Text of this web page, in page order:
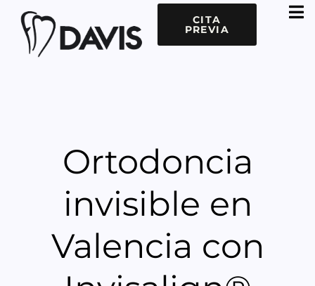
CITA
PREVIA
Ortodoncia
invisible en
Valencia con